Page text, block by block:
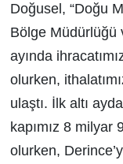
Doğusel, “Doğu
Bölge Müdürlüğü
ayında
olurken,
ulaştı. İlk altı
kapımız 8
olurken,